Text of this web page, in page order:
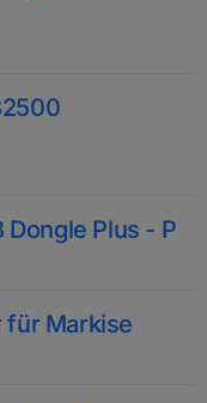
Dongle Plus - P
für Markise